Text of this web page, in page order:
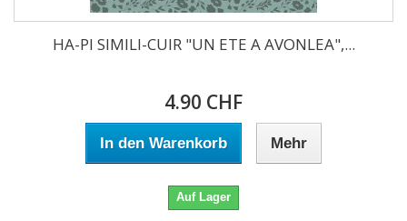
HA-PI SIMILI-CUIR "UN ETE A AVONLEA",...
4.90 CHF
In den Warenkorb Mehr
Auf Lager